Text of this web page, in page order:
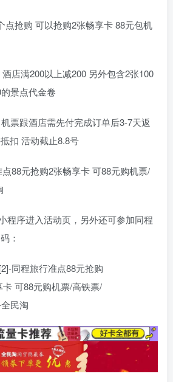
点抢购 可以抢购2张畅享卡 88元包机
店满200以上减200 另外包含2张100
景点代金卷
票跟酒店需先付完成订单后3-7天返
扣 活动截止8.8号
程序进入活动页，另外还可参加同程
：